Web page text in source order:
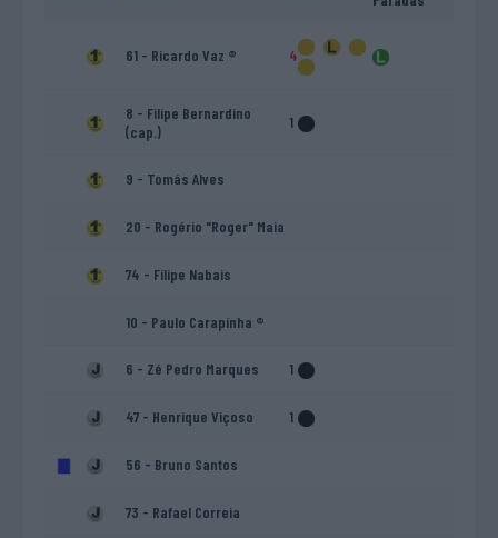
61 - Ricardo Vaz ® 4
8 - Filipe Bernardino
(cap.)
1
9 - Tomás Alves
20 - Rogério "Roger" Maia
74 - Filipe Nabais
10 - Paulo Carapinha ®
6 - Zé Pedro Marques 1
47 - Henrique Viçoso 1
56 - Bruno Santos
73 - Rafael Correia